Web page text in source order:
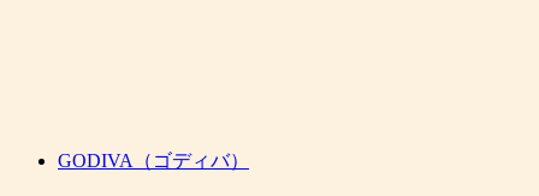
GODIVA（ゴディバ）